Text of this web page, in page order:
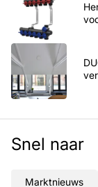
Snel naar
Marktnieuws